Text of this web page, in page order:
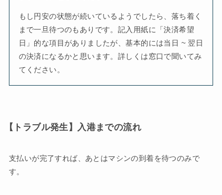
もし円安の状態が続いているようでしたら、落ち着く
まで一旦待つのもありです。記入用紙に「決済希望
日」的な項目がありましたが、基本的には当日 ~ 翌日
の決済になるかと思います。詳しくは窓口で聞いてみ
てください。
【トラブル発生】入港までの流れ
支払いが完了すれば、あとはマシンの到着を待つのみで
す。